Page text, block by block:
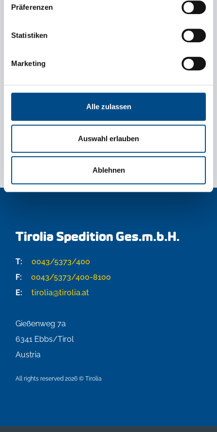
Präferenzen
Statistiken
Marketing
Alle zulassen
Auswahl erlauben
Ablehnen
Tonnage (kg)
Loading metres
Tirolia Spedition Ges.m.b.H.
T:
0043/5373/400
F:
0043/5373/400-8100
E:
tirolia@tirolia.at
Gießenweg 7a
6341 Ebbs/Tirol
Austria
All rights reserved 2026 © Tirolia